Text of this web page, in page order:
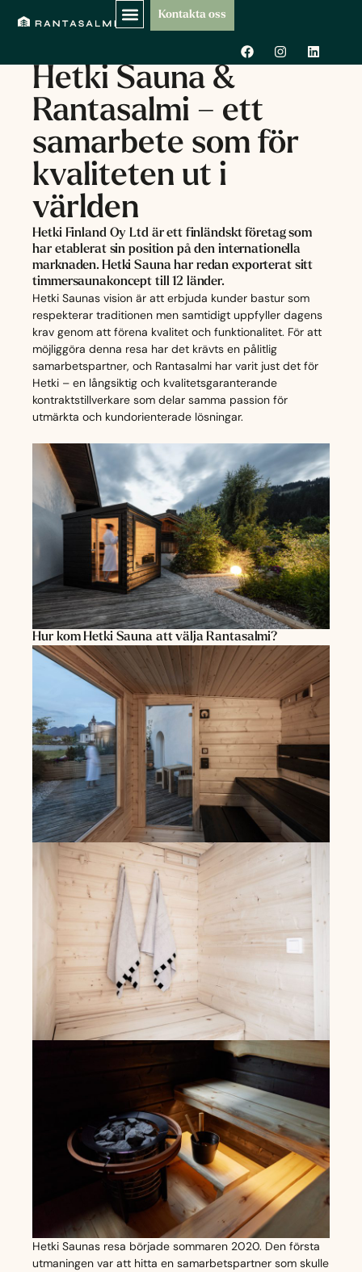
Kontakta oss
F
a
c
o
o
k
I
n
s
a
m
L
i
n
KONTRAKTSTILLVERKNING
Hetki Sauna &
Rantasalmi – ett
samarbete som för
kvaliteten ut i
världen
Hetki Finland Oy Ltd är ett finländskt företag som
har etablerat sin position på den internationella
marknaden. Hetki Sauna har redan exporterat sitt
timmersaunakoncept till 12 länder.
Hetki Saunas vision är att erbjuda kunder bastur som
respekterar traditionen men samtidigt uppfyller dagens
krav genom att förena kvalitet och funktionalitet. För att
möjliggöra denna resa har det krävts en pålitlig
samarbetspartner, och Rantasalmi har varit just det för
Hetki – en långsiktig och kvalitetsgaranterande
kontraktstillverkare som delar samma passion för
utmärkta och kundorienterade lösningar.
Hur kom Hetki Sauna att välja Rantasalmi?
Hetki Saunas resa började sommaren 2020. Den första
utmaningen var att hitta en samarbetspartner som skulle